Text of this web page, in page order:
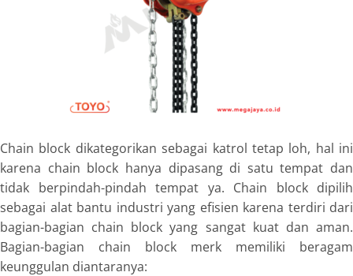
Chain block dikategorikan sebagai katrol tetap loh, hal ini
karena chain block hanya dipasang di satu tempat dan
tidak berpindah-pindah tempat ya. Chain block dipilih
sebagai alat bantu industri yang efisien karena terdiri dari
bagian-bagian chain block yang sangat kuat dan aman.
Bagian-bagian chain block merk memiliki beragam
keunggulan diantaranya: